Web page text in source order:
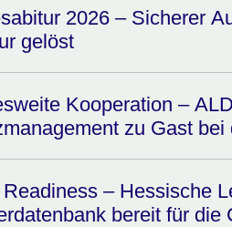
2026 – Sicherer
gelöst
Kooperation –
zu Gast bei
– Hessische
bereit für die